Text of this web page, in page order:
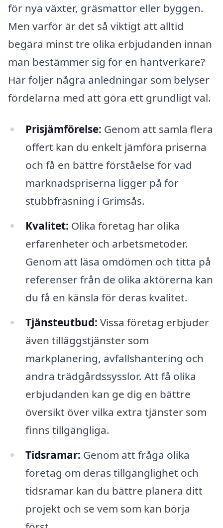
för nya växter, gräsmattor eller byggen.
Men varför är det så viktigt att alltid
begära minst tre olika erbjudanden innan
man bestämmer sig för en hantverkare?
Här följer några anledningar som belyser
fördelarna med att göra ett grundligt val.
Prisjämförelse: Genom att samla flera
offert kan du enkelt jämföra priserna
och få en bättre förståelse för vad
marknadspriserna ligger på för
stubbfräsning i Grimsås.
Kvalitet: Olika företag har olika
erfarenheter och arbetsmetoder.
Genom att läsa omdömen och titta på
referenser från de olika aktörerna kan
du få en känsla för deras kvalitet.
Tjänsteutbud: Vissa företag erbjuder
även tilläggstjänster som
markplanering, avfallshantering och
andra trädgårdssysslor. Att få olika
erbjudanden kan ge dig en bättre
översikt över vilka extra tjänster som
finns tillgängliga.
Tidsramar: Genom att fråga olika
företag om deras tillgänglighet och
tidsramar kan du bättre planera ditt
projekt och se vem som kan börja